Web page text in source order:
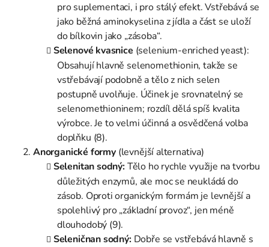
pro suplementaci, i pro stálý efekt. Vstřebává se
jako běžná aminokyselina z jídla a část se uloží
do bílkovin jako „zásoba“.
Selenové kvasnice (selenium-enriched yeast):
Obsahují hlavně selenomethionin, takže se
vstřebávají podobně a tělo z nich selen
postupně uvolňuje. Účinek je srovnatelný se
selenomethioninem; rozdíl dělá spíš kvalita
výrobce. Je to velmi účinná a osvědčená volba
doplňku (8).
Anorganické formy(levnější alternativa)
Selenitan sodný:Tělo ho rychle využije na tvorbu
důležitých enzymů, ale moc se neukládá do
zásob. Oproti organickým formám je levnější a
spolehlivý pro „základní provoz“, jen méně
dlouhodobý (9).
Seleničnan sodný:Dobře se vstřebává hlavně s